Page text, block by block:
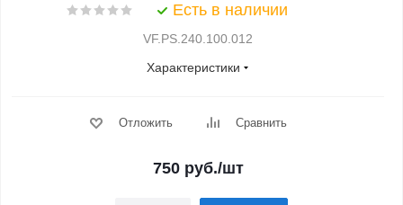
Есть в наличии
VF.PS.240.100.012
Характеристики
Отложить Сравнить
750 руб./шт